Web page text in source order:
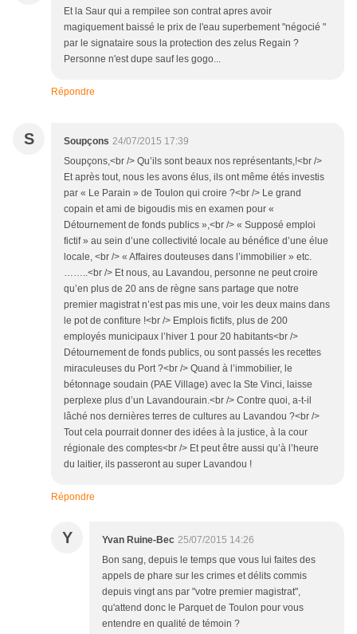
Et la Saur qui a rempilee son contrat apres avoir
magiquement baissé le prix de l'eau superbement "négocié "
par le signataire sous la protection des zelus Regain ?
Personne n'est dupe sauf les gogo...
Répondre
S Soupçons 24/07/2015 17:39
Soupçons,<br /> Qu’ils sont beaux nos représentants,!<br />
Et après tout, nous les avons élus, ils ont même étés investis
par « Le Parain » de Toulon qui croire ?<br /> Le grand
copain et ami de bigoudis mis en examen pour «
Détournement de fonds publics »,<br /> « Supposé emploi
fictif » au sein d’une collectivité locale au bénéfice d’une élue
locale, <br /> « Affaires douteuses dans l’immobilier » etc.
……..<br /> Et nous, au Lavandou, personne ne peut croire
qu’en plus de 20 ans de règne sans partage que notre
premier magistrat n’est pas mis une, voir les deux mains dans
le pot de confiture !<br /> Emplois fictifs, plus de 200
employés municipaux l’hiver 1 pour 20 habitants<br />
Détournement de fonds publics, ou sont passés les recettes
miraculeuses du Port ?<br /> Quand à l’immobilier, le
bétonnage soudain (PAE Village) avec la Ste Vinci, laisse
perplexe plus d’un Lavandourain.<br /> Contre quoi, a-t-il
lâché nos dernières terres de cultures au Lavandou ?<br />
Tout cela pourrait donner des idées à la justice, à la cour
régionale des comptes<br /> Et peut être aussi qu’à l’heure
du laitier, ils passeront au super Lavandou !
Répondre
Y Yvan Ruine-Bec 25/07/2015 14:26
Bon sang, depuis le temps que vous lui faites des
appels de phare sur les crimes et délits commis
depuis vingt ans par "votre premier magistrat",
qu'attend donc le Parquet de Toulon pour vous
entendre en qualité de témoin ?